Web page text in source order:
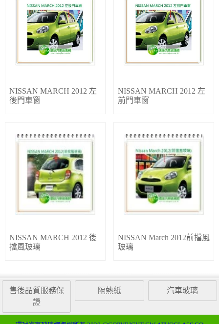
NISSAN MARCH 2012 左
後門車窗
NISSAN MARCH 2012 左
前門車窗
NISSAN MARCH 2012 後
擋風玻璃
NISSAN March 2012前擋風
玻璃
售後品質服務保
證
隔熱紙 汽車玻璃